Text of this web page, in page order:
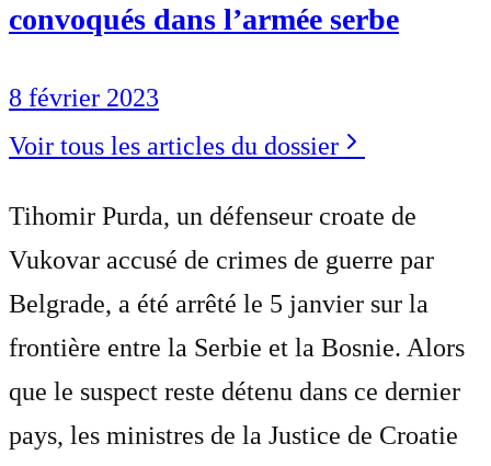
convoqués dans l’armée serbe
8 février 2023
Voir tous les articles du dossier
Tihomir Purda, un défenseur croate de
Vukovar accusé de crimes de guerre par
Belgrade, a été arrêté le 5 janvier sur la
frontière entre la Serbie et la Bosnie. Alors
que le suspect reste détenu dans ce dernier
pays, les ministres de la Justice de Croatie